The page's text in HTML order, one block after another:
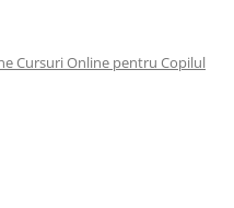
Cursuri Online pentru Copilul